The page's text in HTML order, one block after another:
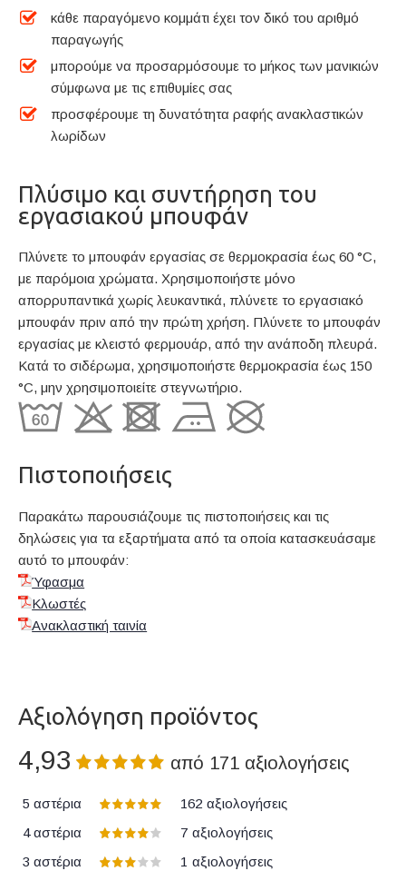
κάθε παραγόμενο κομμάτι έχει τον δικό του αριθμό
παραγωγής
μπορούμε να προσαρμόσουμε το μήκος των μανικιών
σύμφωνα με τις επιθυμίες σας
προσφέρουμε τη δυνατότητα ραφής ανακλαστικών
λωρίδων
Πλύσιμο και συντήρηση του
εργασιακού μπουφάν
Πλύνετε το μπουφάν εργασίας σε θερμοκρασία έως 60 °C,
με παρόμοια χρώματα. Χρησιμοποιήστε μόνο
απορρυπαντικά χωρίς λευκαντικά, πλύνετε το εργασιακό
μπουφάν πριν από την πρώτη χρήση. Πλύνετε το μπουφάν
εργασίας με κλειστό φερμουάρ, από την ανάποδη πλευρά.
Κατά το σιδέρωμα, χρησιμοποιήστε θερμοκρασία έως 150
°C, μην χρησιμοποιείτε στεγνωτήριο.
Πιστοποιήσεις
Παρακάτω παρουσιάζουμε τις πιστοποιήσεις και τις
δηλώσεις για τα εξαρτήματα από τα οποία κατασκευάσαμε
αυτό το μπουφάν:
Ύφασμα
Κλωστές
Ανακλαστική ταινία
Αξιολόγηση προϊόντος
4,93 από 171 αξιολογήσεις
5 αστέρια 162 αξιολογήσεις
4 αστέρια
7 αξιολογήσεις
3 αστέρια
1 αξιολογήσεις